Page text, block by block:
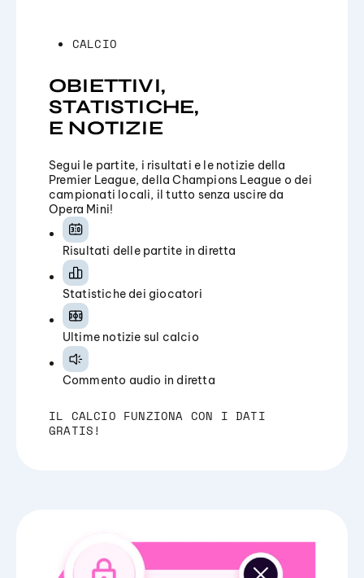
CALCIO
OBIETTIVI,
STATISTICHE,
E NOTIZIE
Segui le partite, i risultati e le notizie della
Premier League, della Champions League o dei
campionati locali, il tutto senza uscire da
Opera Mini!
Risultati delle partite in diretta
Statistiche dei giocatori
Ultime notizie sul calcio
Commento audio in diretta
IL CALCIO FUNZIONA CON I DATI
GRATIS!